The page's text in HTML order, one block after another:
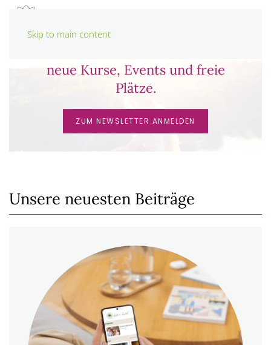
Skip to main content
neue Kurse, Events und freie
Plätze.
ZUM NEWSLETTER ANMELDEN
Unsere neuesten Beiträge